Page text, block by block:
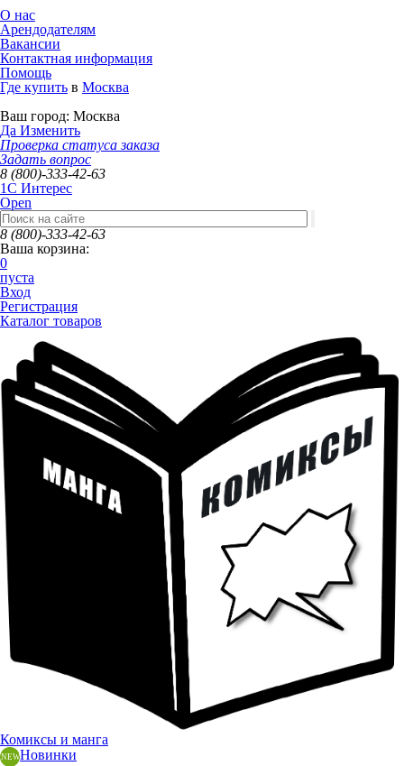
О нас
Арендодателям
Вакансии
Контактная информация
Помощь
Где купить в Москва
Ваш город: Москва
Да Изменить
Проверка статуса заказа
Задать вопрос
8 (800)-333-42-63
1C Интерес
Open
8 (800)-333-42-63
Ваша корзина:
0
пуста
Вход
Регистрация
Каталог товаров
Комиксы и манга
Новинки